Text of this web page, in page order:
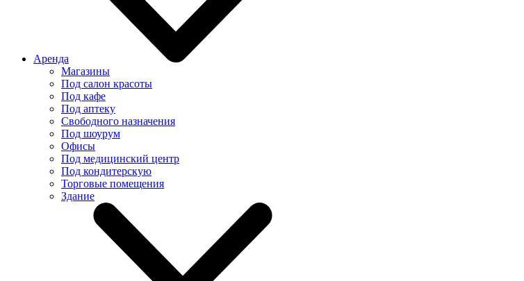
Аренда
Магазины
Под салон красоты
Под кафе
Под аптеку
Свободного назначения
Под шоурум
Офисы
Под медицинский центр
Под кондитерскую
Торговые помещения
Здание